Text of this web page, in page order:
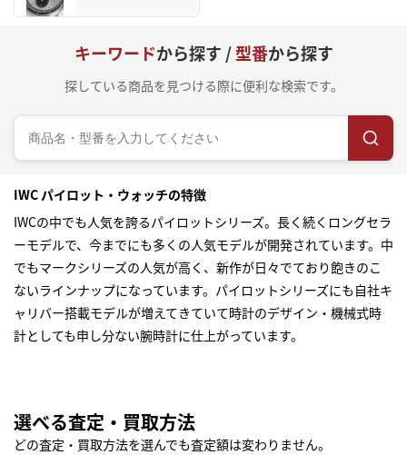
キーワードから探す /型番から探す
探している商品を見つける際に便利な検索です。
IWC パイロット・ウォッチの特徴
IWCの中でも人気を誇るパイロットシリーズ。長く続くロングセラ
ーモデルで、今までにも多くの人気モデルが開発されています。中
でもマークシリーズの人気が高く、新作が日々でており飽きのこ
ないラインナップになっています。パイロットシリーズにも自社キ
ャリバー搭載モデルが増えてきていて時計のデザイン・機械式時
計としても申し分ない腕時計に仕上がっています。
選べる査定・買取方法
どの査定・買取方法を選んでも査定額は変わりません。